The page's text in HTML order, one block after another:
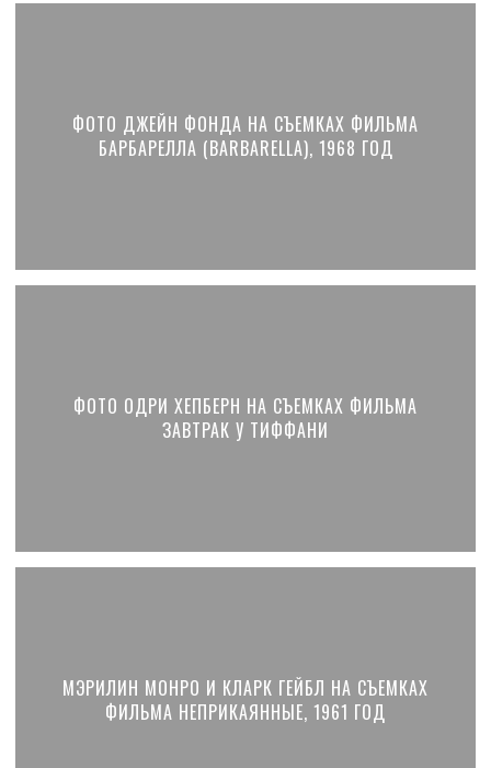
ФОТО ДЖЕЙН ФОНДА НА СЪЕМКАХ ФИЛЬМА
БАРБАРЕЛЛА (BARBARELLA), 1968 ГОД
ФОТО ОДРИ ХЕПБЕРН НА СЪЕМКАХ ФИЛЬМА
ЗАВТРАК У ТИФФАНИ
МЭРИЛИН МОНРО И КЛАРК ГЕЙБЛ НА СЪЕМКАХ
ФИЛЬМА НЕПРИКАЯННЫЕ, 1961 ГОД